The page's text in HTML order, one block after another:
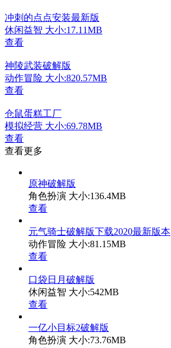
冲刺的点点安装最新版
休闲益智 大小:17.11MB
查看
神陵武装破解版
动作冒险 大小:820.57MB
查看
仓鼠蛋糕工厂
模拟经营 大小:69.78MB
查看
查看更多
原神破解版
角色扮演 大小:136.4MB
查看
元气骑士破解版下载2020最新版本
动作冒险 大小:81.15MB
查看
口袋日月破解版
休闲益智 大小:542MB
查看
一亿小目标2破解版
角色扮演 大小:73.76MB